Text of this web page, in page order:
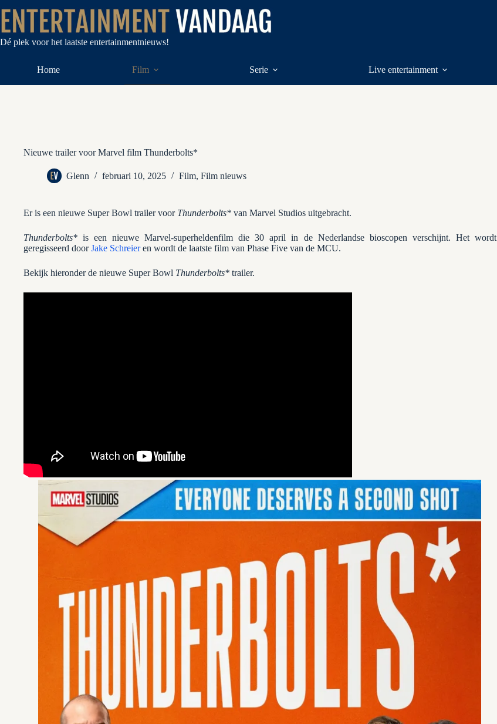
naar
de
inhoud
Dé plek voor het laatste entertainmentnieuws!
Home Film Serie Live entertainment
Nieuwe trailer voor Marvel film Thunderbolts*
Glenn februari 10, 2025 Film, Film nieuws
Er is een nieuwe Super Bowl trailer voor Thunderbolts* van Marvel Studios uitgebracht.
Thunderbolts* is een nieuwe Marvel-superheldenfilm die 30 april in de Nederlandse bioscopen verschijnt. Het wordt
geregisseerd doorJake Schreieren wordt de laatste film van Phase Five van de MCU.
Bekijk hieronder de nieuwe Super Bowl Thunderbolts* trailer.